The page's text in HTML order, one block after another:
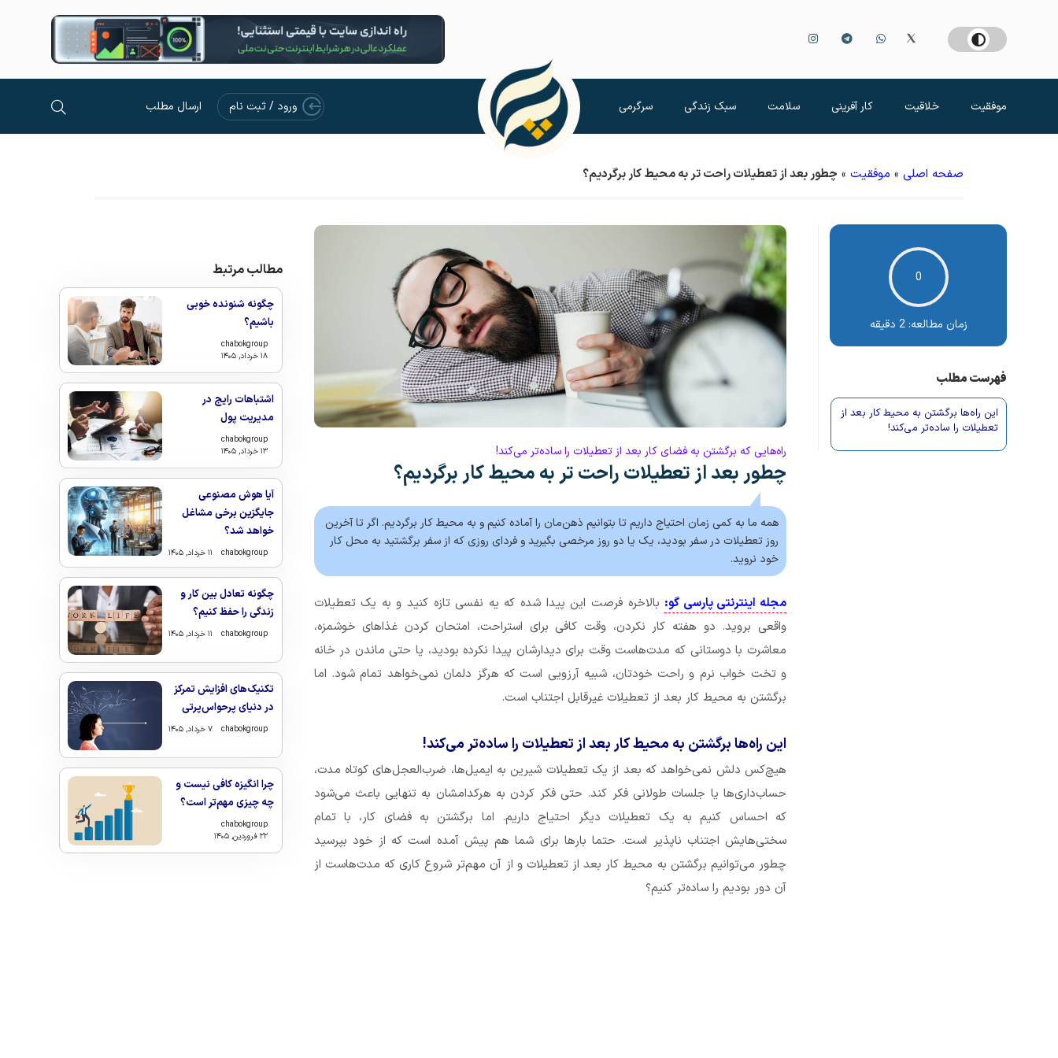
موفقیت خلاقیت کار آفرینی سلامت سبک زندگی سرگرمی ورود / ثبت نام ارسال مطلب
صفحه اصلی » موفقیت » چطور بعد از تعطیلات راحت تر به محیط کار برگردیم؟
راه‌هایی که برگشتن به فضای کار بعد از تعطیلات را ساده‌تر می‌کند!
چطور بعد از تعطیلات راحت تر به محیط کار برگردیم؟
همه ما به کمی زمان احتیاج داریم تا بتوانیم ذهن‌مان را آماده کنیم و به محیط کار برگردیم. اگر تا آخرین
روز تعطیلات در سفر بودید، یک یا دو روز مرخصی بگیرید و فردای روزی که از سفر برگشتید به محل کار
خود نروید.
مجله اینترنتی پارسی گو: بالاخره فرصت این پیدا شده که یه نفسی تازه کنید و به یک تعطیلات
واقعی بروید. دو هفته کار نکردن، وقت کافی برای استراحت، امتحان کردن غذاهای خوشمزه،
معاشرت با دوستانی که مدت‌هاست وقت برای دیدارشان پیدا نکرده ‌بودید، یا حتی ماندن در خانه
و تخت خواب نرم و راحت خودتان، شبیه آرزویی است که هرگز دلمان نمی‌خواهد تمام شود. اما
برگشتن به محیط کار بعد از تعطیلات غیرقابل اجتناب است.
این راه‌ها برگشتن به محیط کار بعد از تعطیلات را ساده‌تر می‌کند!
هیچ‌کس دلش نمی‌خواهد که بعد از یک تعطیلات شیرین به ایمیل‌ها، ضرب‌العجل‌های کوتاه مدت،
حساب‌داری‌ها یا جلسات طولانی فکر کند. حتی فکر کردن به هرکدامشان به تنهایی باعث می‌شود
که احساس کنیم به یک تعطیلات دیگر احتیاج داریم. اما برگشتن به فضای کار، با تمام
سختی‌هایش اجتناب ناپذیر است. حتما بارها برای شما هم پیش آمده است که از خود بپرسید
چطور می‌توانیم برگشتن به محیط کار بعد از تعطیلات و از آن مهم‌تر شروع کاری که مدت‌هاست از
آن دور بودیم را ساده‌تر کنیم؟
0
زمان مطالعه:2 دقیقه
فهرست مطلب
این راه‌ها برگشتن به محیط کار بعد از
تعطیلات را ساده‌تر می‌کند!
مطالب مرتبط
چگونه شنونده خوبی
باشیم؟
chabokgroup
۱۸ خرداد, ۱۴۰۵
اشتباهات رایج در
مدیریت پول
chabokgroup
۱۳ خرداد, ۱۴۰۵
آیا هوش مصنوعی
جایگزین برخی مشاغل
خواهد شد؟
chabokgroup ۱۱ خرداد, ۱۴۰۵
چگونه تعادل بین کار و
زندگی را حفظ کنیم؟
chabokgroup ۱۱ خرداد, ۱۴۰۵
تکنیک‌های افزایش تمرکز
در دنیای پرحواس‌پرتی
chabokgroup ۷ خرداد, ۱۴۰۵
چرا انگیزه کافی نیست و
چه چیزی مهم‌تر است؟
chabokgroup
۲۲ فروردین, ۱۴۰۵